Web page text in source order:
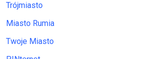
Trójmiasto
Miasto Rumia
Twoje Miasto